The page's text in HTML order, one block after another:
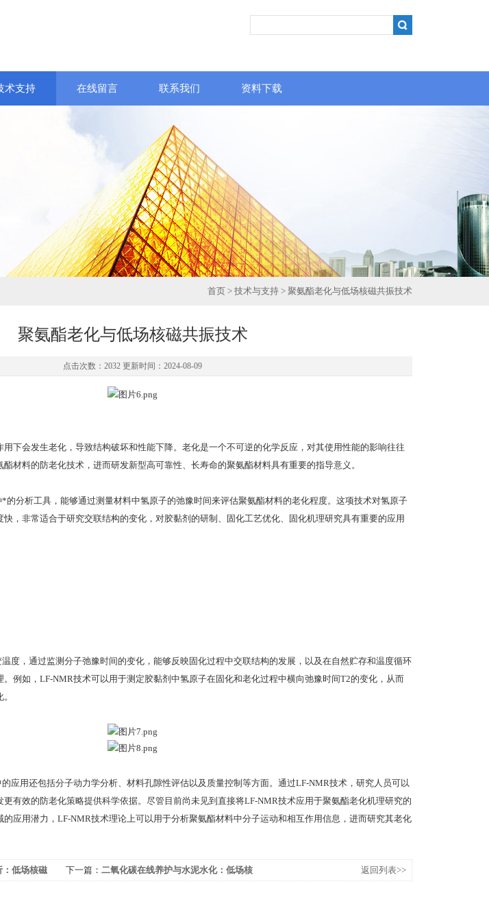
术支持 在线留言 联系我们 资料下载
首页 > 技术与支持 > 聚氨酯老化与低场核磁共振技术
聚氨酯老化与低场核磁共振技术
点击次数：2032 更新时间：2024-08-09
下会发生老化，导致结构破坏和性能下降。老化是一个不可逆的化学反应，对其使用性能的影响往往
材料的防老化技术，进而研发新型高可靠性、长寿命的聚氨酯材料具有重要的指导意义。
的分析工具，能够通过测量材料中氢原子的弛豫时间来评估聚氨酯材料的老化程度。这项技术对氢原子
，非常适合于研究交联结构的变化，对胶黏剂的研制、固化工艺优化、固化机理研究具有重要的应用
度，通过监测分子弛豫时间的变化，能够反映固化过程中交联结构的发展，以及在自然贮存和温度循环
例如，LF-NMR技术可以用于测定胶黏剂中氢原子在固化和老化过程中横向弛豫时间T2的变化，从而
应用还包括分子动力学分析、材料孔隙性评估以及质量控制等方面。通过LF-NMR技术，研究人员可以
有效的防老化策略提供科学依据。尽管目前尚未见到直接将LF-NMR技术应用于聚氨酯老化机理研究的
应用潜力，LF-NMR技术理论上可以用于分析聚氨酯材料中分子运动和相互作用信息，进而研究其老化
：低场核磁
下一篇： 二氧化碳在线养护与水泥水化：低场核
返回列表>>